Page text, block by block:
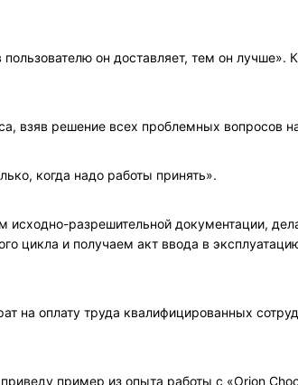
он доставляет, тем он лучше».
взяв решение всех проблемных вопросов
когда надо работы принять».
разрешительной документации,
цикла и получаем акт ввода в
на оплату труда квалифицированных
пример из опыта работы с «Orion